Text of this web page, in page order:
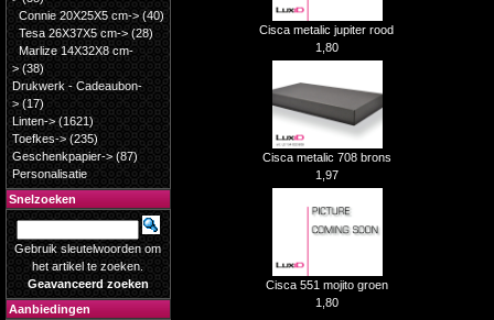
Cisca metalic jupiter rood
1,80
Cisca metalic 708 brons
1,97
Cisca 551 mojito groen
1,80
Connie 20X25X5 cm->(40)
Tesa 26X37X5 cm-> (28)
Marlize 14X32X8 cm-
>(38)
Drukwerk - Cadeaubon-
> (17)
Linten->(1621)
Toefkes->(235)
Geschenkpapier->(87)
Personalisatie
Snelzoeken
Gebruik sleutelwoorden om
het artikel te zoeken.
Geavanceerd zoeken
Aanbiedingen